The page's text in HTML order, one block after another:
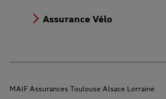
Assurance Vélo
MAIF Assurances Toulouse Alsace Lorraine